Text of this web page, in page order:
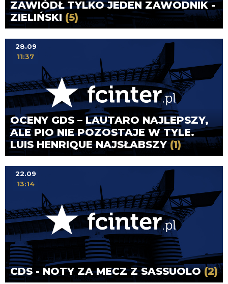
ZAWIÓDŁ TYLKO JEDEN ZAWODNIK -
ZIELIŃSKI (5)
OCENY GDS – LAUTARO NAJLEPSZY,
ALE PIO NIE POZOSTAJE W TYLE.
LUIS HENRIQUE NAJSŁABSZY (1)
28.09
11:37
CDS - NOTY ZA MECZ Z SASSUOLO(2)
22.09
13:14